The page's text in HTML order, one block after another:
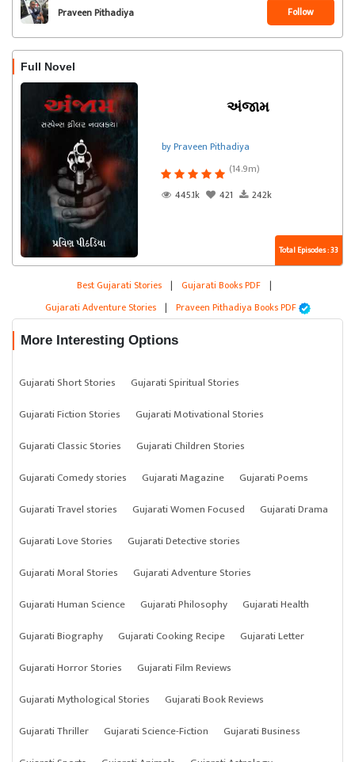
Praveen Pithadiya Follow
Full Novel
અંજામ
by Praveen Pithadiya
(14.9m)
445.1k
421 242k
Total Episodes : 33
Best Gujarati Stories | Gujarati Books PDF |
Gujarati Adventure Stories | Praveen Pithadiya Books PDF
More Interesting Options
Gujarati Short Stories
Gujarati Spiritual Stories
Gujarati Fiction Stories
Gujarati Motivational Stories
Gujarati Classic Stories
Gujarati Children Stories
Gujarati Comedy stories
Gujarati Magazine
Gujarati Poems
Gujarati Travel stories
Gujarati Women Focused
Gujarati Drama
Gujarati Love Stories
Gujarati Detective stories
Gujarati Moral Stories
Gujarati Adventure Stories
Gujarati Human Science
Gujarati Philosophy
Gujarati Health
Gujarati Biography
Gujarati Cooking Recipe
Gujarati Letter
Gujarati Horror Stories
Gujarati Film Reviews
Gujarati Mythological Stories
Gujarati Book Reviews
Gujarati Thriller
Gujarati Science-Fiction
Gujarati Business